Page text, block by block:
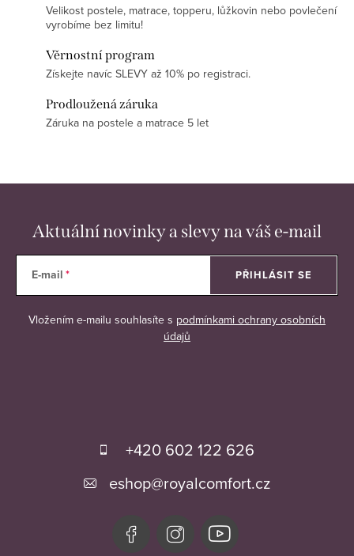
Velikost postele, matrace, topperu, lůžkovin nebo povlečení
vyrobíme bez limitu!
Věrnostní program
Získejte navíc SLEVY až 10% po registraci.
Prodloužená záruka
Záruka na postele a matrace 5 let
Aktuální novinky a slevy na váš e-mail
E-mail
Vložením e-mailu souhlasíte s podmínkami ochrany osobních
údajů
PŘIHLÁSIT SE
+420 602 122 626
eshop@royalcomfort.cz